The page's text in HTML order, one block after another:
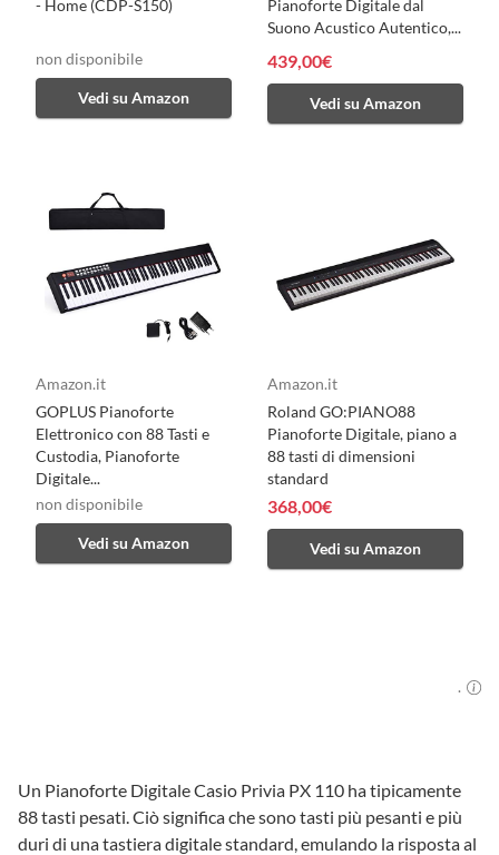
- Home (CDP-S150)
non disponibile
Vedi su Amazon
Pianoforte Digitale dal
Suono Acustico Autentico,...
439,00€
Vedi su Amazon
Amazon.it
GOPLUS Pianoforte
Elettronico con 88 Tasti e
Custodia, Pianoforte
Digitale...
non disponibile
Vedi su Amazon
Amazon.it
Roland GO:PIANO88
Pianoforte Digitale, piano a
88 tasti di dimensioni
standard
368,00€
Vedi su Amazon
.
Un Pianoforte Digitale Casio Privia PX 110 ha tipicamente
88 tasti pesati. Ciò significa che sono tasti più pesanti e più
duri di una tastiera digitale standard, emulando la risposta al